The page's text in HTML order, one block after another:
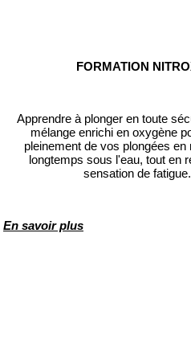
FORMATION
Apprendre à plonger en toute
mélange enrichi en oxygène
pleinement de vos plongées en
longtemps sous l'eau, tout en
sensation de fatigue.
En savoir plus